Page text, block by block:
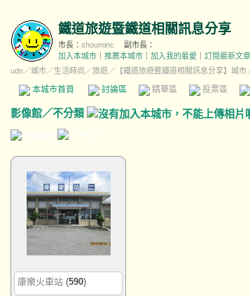
鐵道旅遊暨鐵道相關訊息分享
市長： shouminc
副市長：
加入本城市
推薦本城市 加入我的最愛
訂閱最新文章
udn／城市／生活時尚 ／旅遊／ 【鐵道旅遊暨鐵道相關訊息分享】城市
本城市首頁 討論區 精華區 投票區
影像館／不分類
康樂火車站 (590)